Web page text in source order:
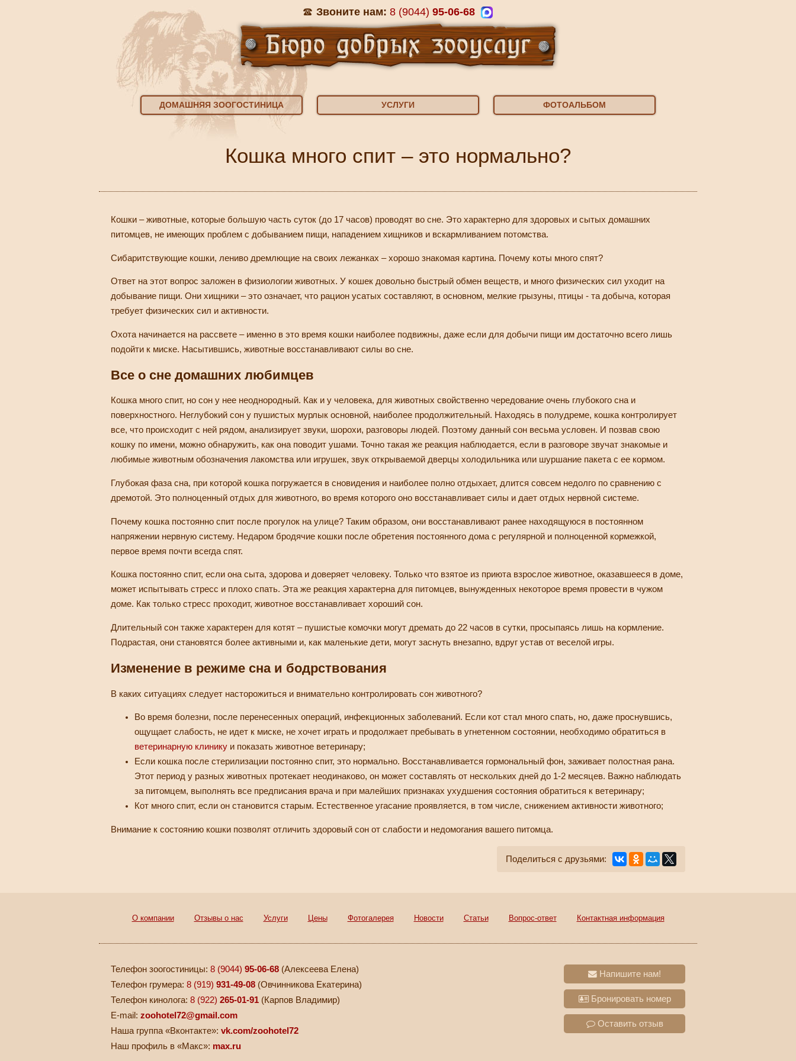
Звоните нам: 8 (9044) 95-06-68
ДОМАШНЯЯ ЗООГОСТИНИЦА УСЛУГИ ФОТОАЛЬБОМ
Кошка много спит – это нормально?
Кошки – животные, которые большую часть суток (до 17 часов) проводят во сне. Это характерно для здоровых и сытых домашних
питомцев, не имеющих проблем с добыванием пищи, нападением хищников и вскармливанием потомства.
Сибаритствующие кошки, лениво дремлющие на своих лежанках – хорошо знакомая картина. Почему коты много спят?
Ответ на этот вопрос заложен в физиологии животных. У кошек довольно быстрый обмен веществ, и много физических сил уходит на
добывание пищи. Они хищники – это означает, что рацион усатых составляют, в основном, мелкие грызуны, птицы - та добыча, которая
требует физических сил и активности.
Охота начинается на рассвете – именно в это время кошки наиболее подвижны, даже если для добычи пищи им достаточно всего лишь
подойти к миске. Насытившись, животные восстанавливают силы во сне.
Все о сне домашних любимцев
Кошка много спит, но сон у нее неоднородный. Как и у человека, для животных свойственно чередование очень глубокого сна и
поверхностного. Неглубокий сон у пушистых мурлык основной, наиболее продолжительный. Находясь в полудреме, кошка контролирует
все, что происходит с ней рядом, анализирует звуки, шорохи, разговоры людей. Поэтому данный сон весьма условен. И позвав свою
кошку по имени, можно обнаружить, как она поводит ушами. Точно такая же реакция наблюдается, если в разговоре звучат знакомые и
любимые животным обозначения лакомства или игрушек, звук открываемой дверцы холодильника или шуршание пакета с ее кормом.
Глубокая фаза сна, при которой кошка погружается в сновидения и наиболее полно отдыхает, длится совсем недолго по сравнению с
дремотой. Это полноценный отдых для животного, во время которого оно восстанавливает силы и дает отдых нервной системе.
Почему кошка постоянно спит после прогулок на улице? Таким образом, они восстанавливают ранее находящуюся в постоянном
напряжении нервную систему. Недаром бродячие кошки после обретения постоянного дома с регулярной и полноценной кормежкой,
первое время почти всегда спят.
Кошка постоянно спит, если она сыта, здорова и доверяет человеку. Только что взятое из приюта взрослое животное, оказавшееся в доме,
может испытывать стресс и плохо спать. Эта же реакция характерна для питомцев, вынужденных некоторое время провести в чужом
доме. Как только стресс проходит, животное восстанавливает хороший сон.
Длительный сон также характерен для котят – пушистые комочки могут дремать до 22 часов в сутки, просыпаясь лишь на кормление.
Подрастая, они становятся более активными и, как маленькие дети, могут заснуть внезапно, вдруг устав от веселой игры.
Изменение в режиме сна и бодрствования
В каких ситуациях следует насторожиться и внимательно контролировать сон животного?
Во время болезни, после перенесенных операций, инфекционных заболеваний. Если кот стал много спать, но, даже проснувшись,
ощущает слабость, не идет к миске, не хочет играть и продолжает пребывать в угнетенном состоянии, необходимо обратиться в
ветеринарную клинику и показать животное ветеринару;
Если кошка после стерилизации постоянно спит, это нормально. Восстанавливается гормональный фон, заживает полостная рана.
Этот период у разных животных протекает неодинаково, он может составлять от нескольких дней до 1-2 месяцев. Важно наблюдать
за питомцем, выполнять все предписания врача и при малейших признаках ухудшения состояния обратиться к ветеринару;
Кот много спит, если он становится старым. Естественное угасание проявляется, в том числе, снижением активности животного;
Внимание к состоянию кошки позволят отличить здоровый сон от слабости и недомогания вашего питомца.
Поделиться с друзьями:
О компании Отзывы о нас Услуги Цены Фотогалерея Новости Статьи Вопрос-ответ Контактная информация
Телефон зоогостиницы: 8 (9044) 95-06-68 (Алексеева Елена)
Телефон грумера: 8 (919) 931-49-08 (Овчинникова Екатерина)
Телефон кинолога: 8 (922) 265-01-91 (Карпов Владимир)
E-mail: zoohotel72@gmail.com
Наша группа «Вконтакте»: vk.com/zoohotel72
Наш профиль в «Макс»: max.ru
Напишите нам!
Бронировать номер
Оставить отзыв